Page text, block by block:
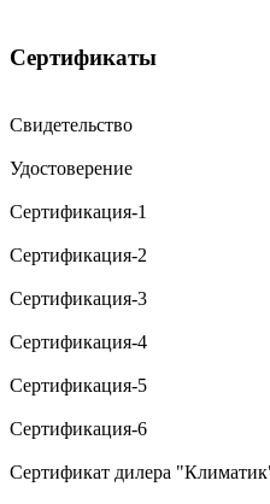
Сертификаты
Свидетельство
Удостоверение
Сертификация-1
Сертификация-2
Сертификация-3
Сертификация-4
Сертификация-5
Сертификация-6
Сертификат дилера